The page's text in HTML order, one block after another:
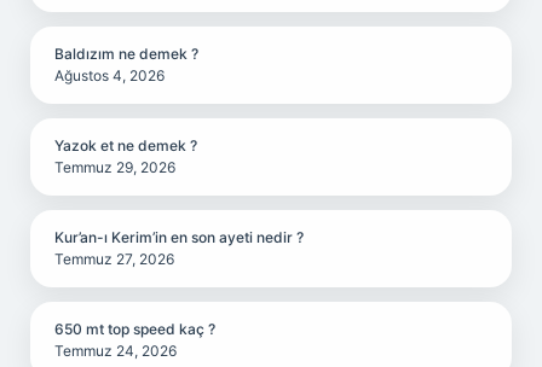
Baldızım ne demek ?
Ağustos 4, 2026
Yazok et ne demek ?
Temmuz 29, 2026
Kur’an-ı Kerim’in en son ayeti nedir ?
Temmuz 27, 2026
650 mt top speed kaç ?
Temmuz 24, 2026